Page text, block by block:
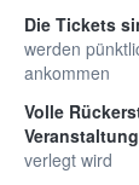
Die Tickets
werden
ankommen
Volle
verlegt wird